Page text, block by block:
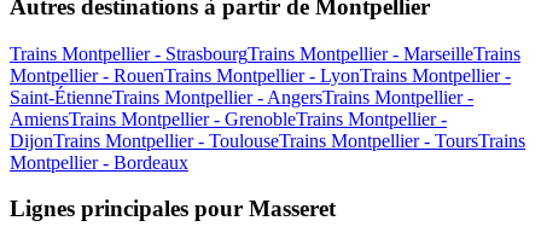
Autres destinations à partir de Montpellier
Trains Montpellier - StrasbourgTrains Montpellier - MarseilleTrains
Montpellier - RouenTrains Montpellier - LyonTrains Montpellier -
Saint-ÉtienneTrains Montpellier - AngersTrains Montpellier -
AmiensTrains Montpellier - GrenobleTrains Montpellier -
DijonTrains Montpellier - ToulouseTrains Montpellier - ToursTrains
Montpellier - Bordeaux
Lignes principales pour Masseret